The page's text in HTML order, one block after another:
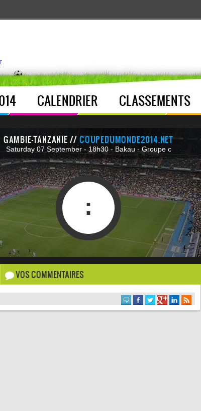
CALENDRIER CLASSEMENTS
GAMBIE-TANZANIE //COUPEDUMONDE2014.NET
Saturday 07 September - 18h30 - Bakau - Groupe c
:
VOS COMMENTAIRES